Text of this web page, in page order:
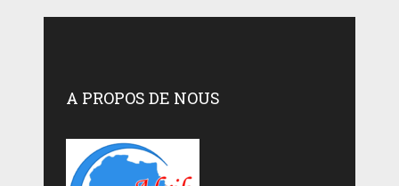
A PROPOS DE NOUS